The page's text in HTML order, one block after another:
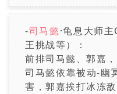
-司马懿·龟息大师
王挑战等）：
前排司马懿、郭嘉
司马懿依靠被动-幽
害，郭嘉挨打冰冻敌